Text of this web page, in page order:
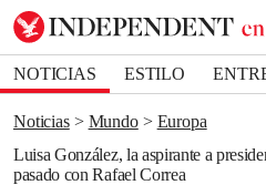
NOTICIAS ESTILO
DEPORTES
Noticias Mundo
Europa
Luisa González, la aspirante a
pasado con Rafael Correa
Bookmark popover
Removed from bookmarks
Close popover